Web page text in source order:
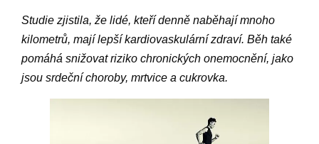
Studie zjistila, že lidé, kteří denně naběhají mnoho
kilometrů, mají lepší kardiovaskulární zdraví. Běh také
pomáhá snižovat riziko chronických onemocnění, jako
jsou srdeční choroby, mrtvice a cukrovka.